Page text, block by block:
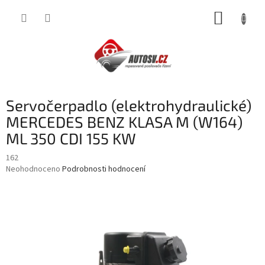
Servočerpadlo (elektrohydraulické)
MERCEDES BENZ KLASA M (W164)
ML 350 CDI 155 KW
162
Průměrné
Neohodnoceno Podrobnosti hodnocení